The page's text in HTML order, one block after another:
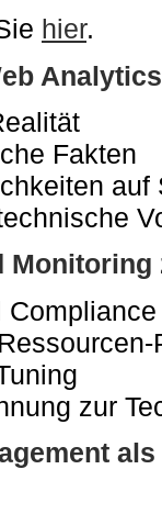
hier.
Analytics
Fakten
auf
Monitoring
Compliance
zur